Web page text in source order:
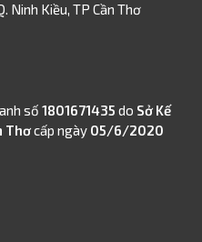
Ninh Kiều, TP Cần Thơ
số 1801671435 do Sở Kế
Thơcấp ngày 05/6/2020